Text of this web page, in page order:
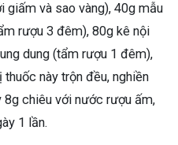
giấm và sao vàng), 40g mẫu
rượu 3 đêm), 80g kê nội
dung (tẩm rượu 1 đêm),
này trộn đều, nghiền
chiêu với nước rượu ấm,
1 lần.